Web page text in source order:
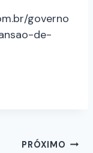
governo
de-
PRÓXIMO